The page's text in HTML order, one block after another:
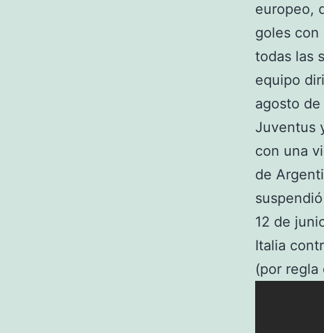
europeo,
goles con
todas las
equipo
agosto
Juventus
con una
de
12 de
Italia
(por